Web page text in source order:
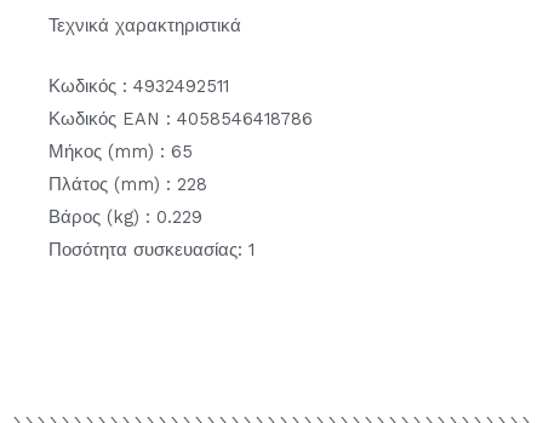
Τεχνικά χαρακτηριστικά
Κωδικός : 4932492511
Κωδικός EAN : 4058546418786
Μήκος (mm) : 65
Πλάτος (mm) : 228
Βάρος (kg) : 0.229
Ποσότητα συσκευασίας: 1